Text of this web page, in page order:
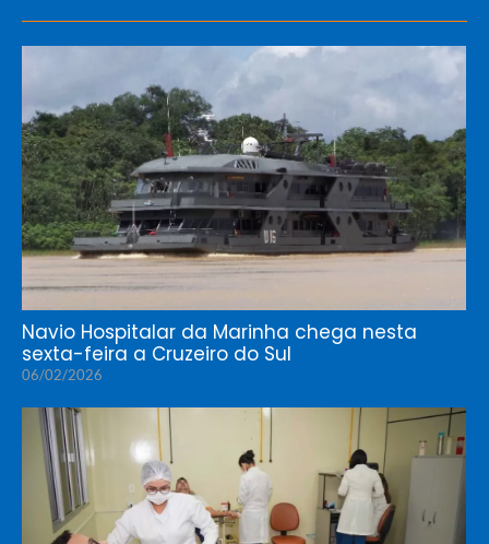
Navio Hospitalar da Marinha chega nesta
sexta-feira a Cruzeiro do Sul
06/02/2026